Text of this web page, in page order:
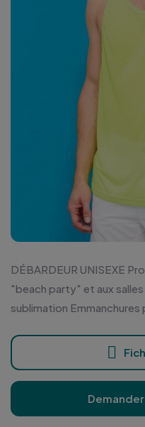
DÉBARDEUR UNISEXE
"beach party" et aux
sublimation Emmanchures